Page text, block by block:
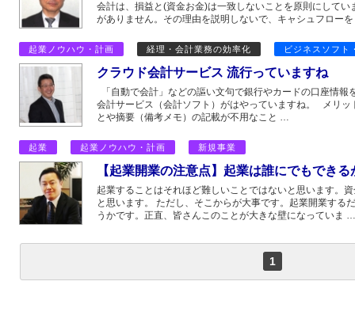
会計は、損益と(資金お金)は一致しないことを原則にして
がありません。その理由を説明しないで、キャシュフロー
起業ノウハウ・計画 経理・会計業務の効率化 ビジネスソフト
クラウド会計サービス 流行っていますね
「自動で会計」などの謳い文句で銀行やカードの口座情報
会計サービス（会計ソフト）がはやっていますね。 メリッ
とや摘要（備考メモ）の記載が不用なこと …
起業 起業ノウハウ・計画 新規事業
【起業開業の注意点】起業は誰にでもでき
起業することはそれほど難しいことではないと思います。
と思います。 ただし、そこからが大事です。起業開業する
うかです。正直、皆さんこのことが大きな壁になっていま …
1